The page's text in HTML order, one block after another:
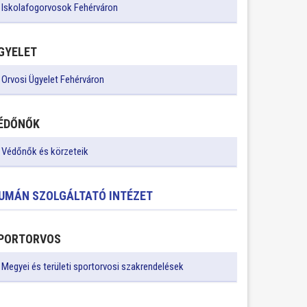
Iskolafogorvosok Fehérváron
Orvosi Ügyelet Fehérváron
Védőnők és körzeteik
SZOLGÁLTATÓ INTÉZET
Megyei és területi sportorvosi szakrendelések